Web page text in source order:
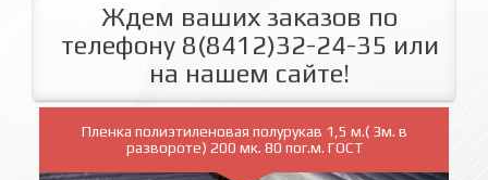
Ждем ваших заказов по
телефону 8(8412)32-24-35 или
на нашем сайте!
Пленка полиэтиленовая полурукав 1,5 м.( 3м. в
развороте) 200 мк. 80 пог.м. ГОСТ